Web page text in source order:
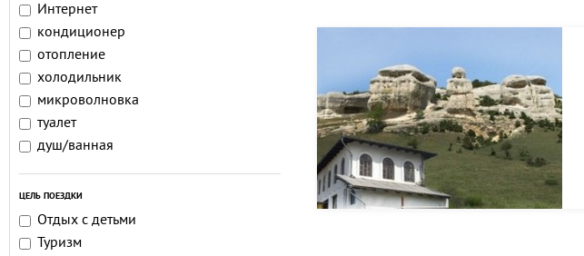
Интернет
кондиционер
отопление
холодильник
микроволновка
туалет
душ/ванная
ЦЕЛЬ ПОЕЗДКИ
Отдых с детьми
Туризм